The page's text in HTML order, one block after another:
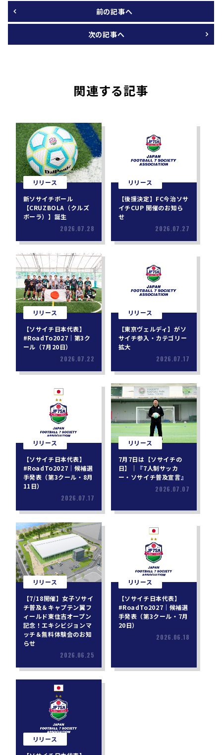
前の記事へ
次の記事へ
関連する記事
リリース
新ソサイチボール
【CRUZBOLA（クルズ
ボーラ）】誕生
2026.07.28
リリース
【後援決定】FC今治ソサ
イチCUP 開催のお知ら
せ
2026.07.27
リリース
【ソサイチ日本代表】
#RoadTo2027｜第3ク
ール（7月20日）
2026.07.22
リリース
【東京ヴェルディ】がソ
サイチ参入・カテゴリー
拡大
2026.07.17
リリース
【ソサイチ日本代表】
#RoadTo2027｜候補選
手発表（第3クール・8月
11日）
2026.07.17
リリース
7月7日は【ソサイチの
日】｜『7人制サッカ
ー・ソサイチ普及宣言』
2026.07.07
リリース
【7/18開催】女子ソサイ
チ普及＆キャプテン翼フ
ィールド東住吉オープン
記念！エキシビジョンマ
ッチ＆無料体験会のお知
らせ
2026.06.25
リリース
【ソサイチ日本代表】
#RoadTo2027｜候補選
手発表（第3クール・7月
20日）
2026.06.18
リリース